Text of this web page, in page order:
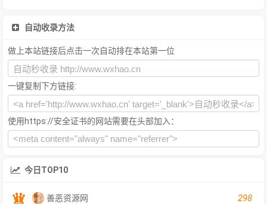
自动收录方法
做上本站链接后点击一次自动排在本站第一位
一键复制下方链接:
使用https://安全证书的网站需要在头部加入：
今日TOP10
善恶资源网 298